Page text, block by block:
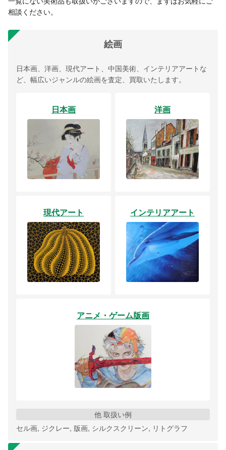
相談ください。
絵画
日本画、洋画、現代アート、中国美術、インテリアアートな
ど、幅広いジャンルの絵画を査定、買取いたします。
日本画 洋画
現代アート インテリアアート
アニメ・ゲーム版画
他 取扱い例
セル画, ジクレー, 版画, シルクスクリーン, リトグラフ